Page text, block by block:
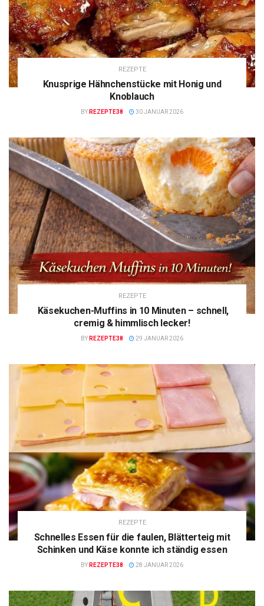
REZEPTE
Knusprige Hähnchenstücke mit Honig und
Knoblauch
BY REZEPTE38 30 JANUAR 2026
REZEPTE
Käsekuchen-Muffins in 10 Minuten – schnell,
cremig & himmlisch lecker!
BY REZEPTE38 29 JANUAR 2026
REZEPTE
Schnelles Essen für die faulen, Blätterteig mit
Schinken und Käse konnte ich ständig essen
BY REZEPTE38 28 JANUAR 2026